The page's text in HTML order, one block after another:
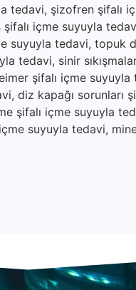
tedavi, şizofren şifalı
içme suyuyla
suyuyla tedavi, topuk
tedavi, sinir
şifalı içme suyuyla
diz kapağı sorunları
şifalı içme suyuyla
suyuyla tedavi,